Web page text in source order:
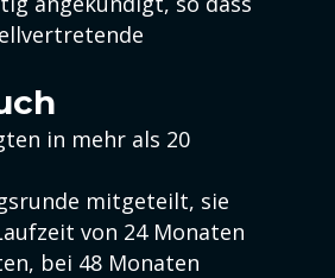
in mehr als 20
mitgeteilt, sie
von 24 Monaten
bei 48 Monaten